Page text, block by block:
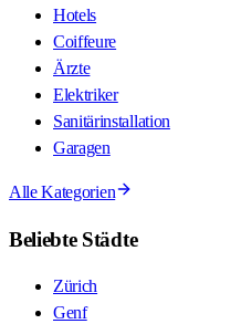
Hotels
Coiffeure
Ärzte
Elektriker
Sanitärinstallation
Garagen
Alle Kategorien
Beliebte Städte
Zürich
Genf